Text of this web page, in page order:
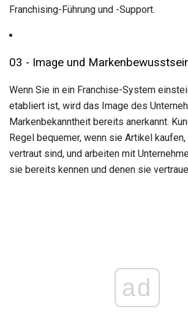
Franchising-Führung und -Support.
03 - Image und
Wenn Sie in ein Franchise-System
etabliert ist, wird das Image des
Markenbekanntheit bereits anerkannt.
Regel bequemer, wenn sie Artikel
vertraut sind, und arbeiten mit
sie bereits kennen und denen sie
ad